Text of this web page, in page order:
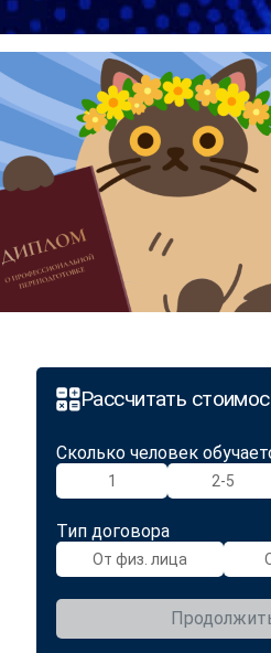
Рассчитать
Сколько человек
1 2-5
Тип договора
От физ. лица